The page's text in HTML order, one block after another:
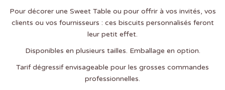
Pour décorer une Sweet Table ou pour offrir à vos invités, vos
clients ou vos fournisseurs : ces biscuits personnalisés feront
leur petit effet.
Disponibles en plusieurs tailles. Emballage en option.
Tarif dégressif envisageable pour les grosses commandes
professionnelles.